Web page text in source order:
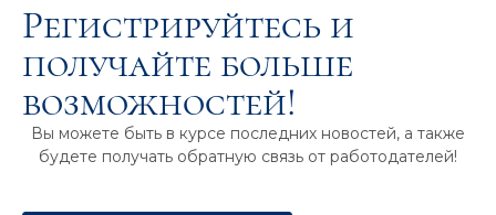
Регистрируйтесь и
получайте больше
возможностей!
Вы можете быть в курсе последних новостей, а также
будете получать обратную связь от работодателей!